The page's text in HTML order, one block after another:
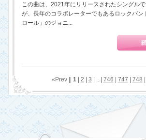
この曲は、2021年にリリースされたシングル
が、長年のコラボレーターでもあるロックバン
ロール」のジョニ...
«Prev || 1| 2 3 | ...| 746 747 748